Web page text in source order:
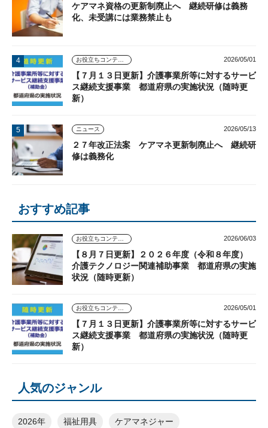
ケアマネ資格の更新制廃止へ 継続研修は義務
化、未受講には業務禁止も
2026/05/01
【７月１３日更新】介護事業所等に対するサービ
ス継続支援事業 都道府県の実施状況（随時更
新）
ニュース 2026/05/13
２７年改正法案 ケアマネ更新制廃止へ 継続研
修は義務化
おすすめ記事
2026/06/03
【８月７日更新】２０２６年度（令和８年度）
介護テクノロジー関連補助事業 都道府県の実施
状況（随時更新）
2026/05/01
【７月１３日更新】介護事業所等に対するサービ
ス継続支援事業 都道府県の実施状況（随時更
新）
人気のジャンル
2026年 福祉用具 ケアマネジャー